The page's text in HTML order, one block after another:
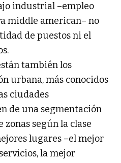
industrial –empleo
middle american– no
de puestos ni el
también los
urbana, más conocidos
ciudades
de una segmentación
según la clase
lugares –el mejor
la mejor